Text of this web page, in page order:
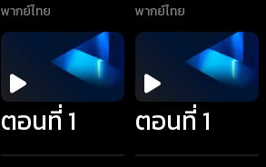
พากย์ไทย พากย์ไทย
ตอนที่ 1 ตอนที่ 1